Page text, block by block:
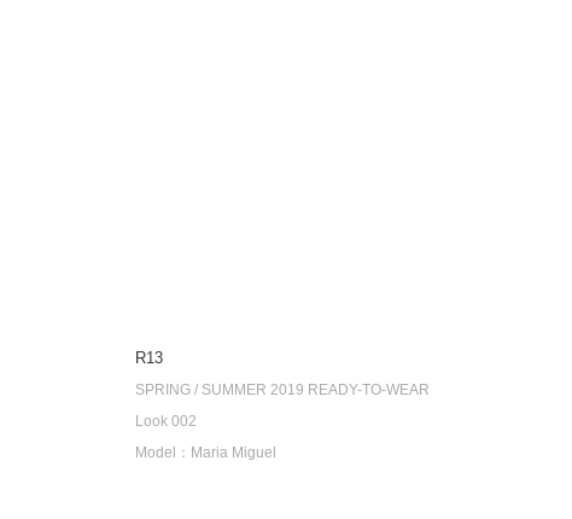
R13
SPRING / SUMMER 2019 READY-TO-WEAR
Look 002
Model：Maria Miguel